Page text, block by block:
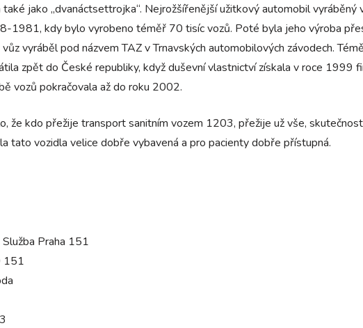
jako „dvanáctsettrojka“. Nejrožšířenější užitkový automobil vyráběný
1981, kdy bylo vyrobeno téměř 70 tisíc vozů. Poté byla jeho výroba
vyráběl pod názvem TAZ v Trnavských automobilových závodech.
zpět do České republiky, když duševní vlastnictví získala v roce 1999
vozů pokračovala až do roku 2002.
že kdo přežije transport sanitním vozem 1203, přežije už vše,
tato vozidla velice dobře vybavená a pro pacienty dobře přístupná.
Služba Praha 151
151